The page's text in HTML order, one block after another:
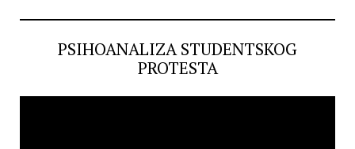
PSIHOANALIZA STUDENTSKOG
PROTESTA